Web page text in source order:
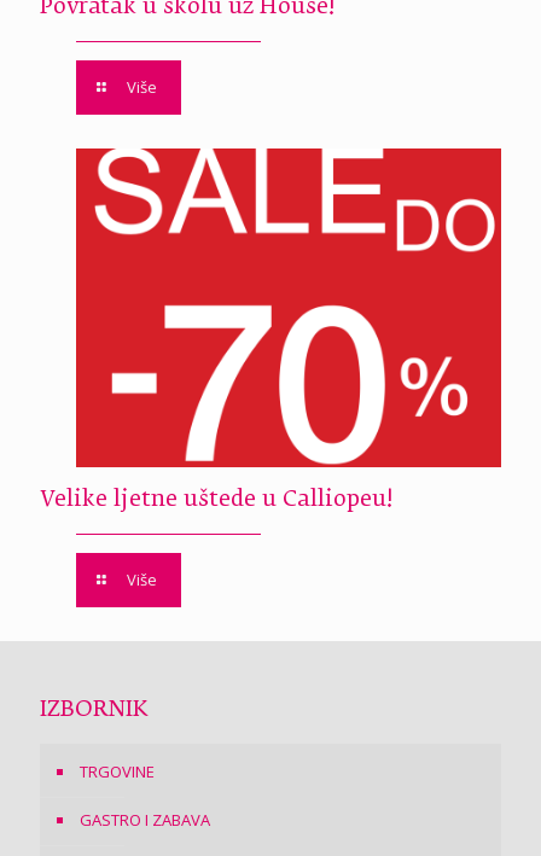
Povratak u školu uz House!
Više
Velike ljetne uštede u Calliopeu!
Više
IZBORNIK
TRGOVINE
GASTRO I ZABAVA